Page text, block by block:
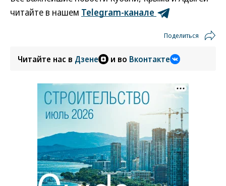
читайте в нашем Telegram-канале
Поделиться
Читайте нас в Дзене и во Вконтакте